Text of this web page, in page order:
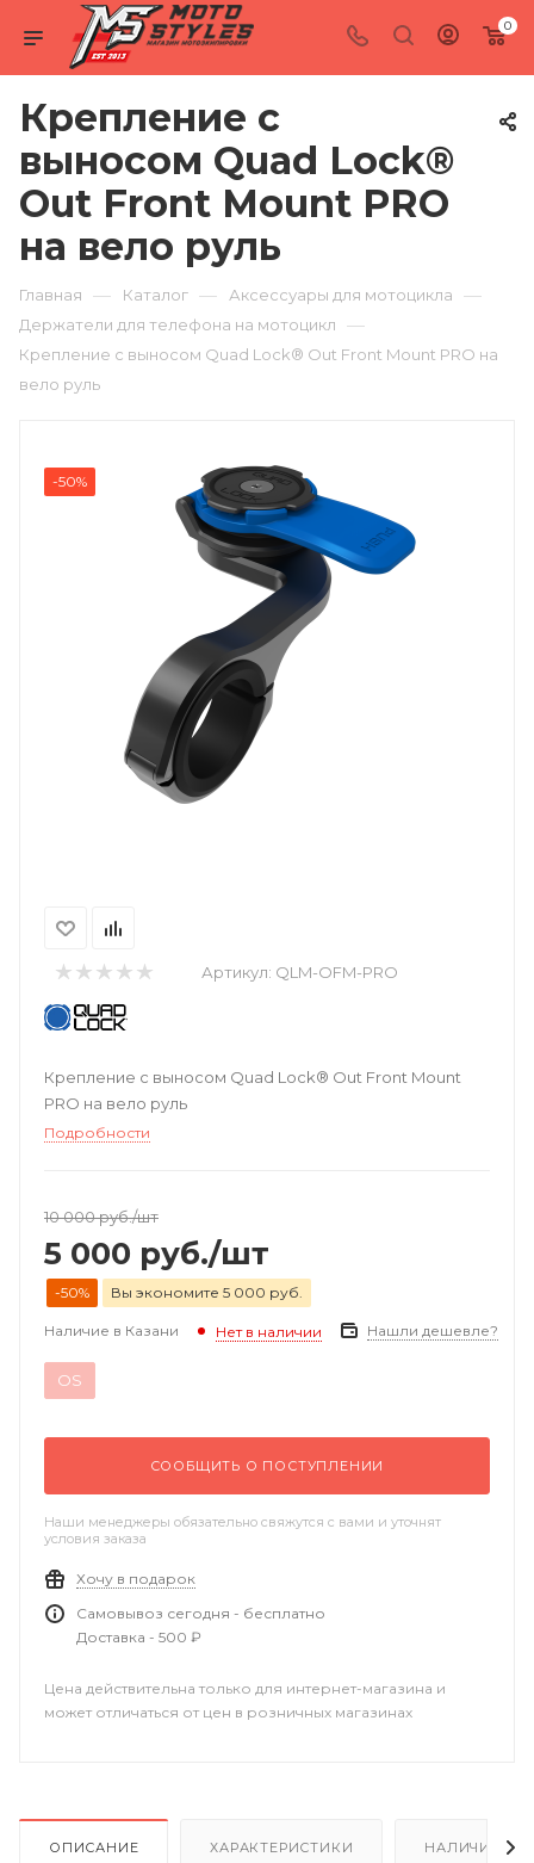
0
Крепление с
выносом Quad Lock®
Out Front Mount PRO
на вело руль
Главная — Каталог — Аксессуары для мотоцикла —
Держатели для телефона на мотоцикл —
Крепление с выносом Quad Lock® Out Front Mount PRO на
вело руль
-50%
Артикул: QLM-OFM-PRO
Крепление с выносом Quad Lock® Out Front Mount
PRO на вело руль
Подробности
10 000руб./шт
5 000 руб./шт
-50% Вы экономите 5 000 руб.
Наличие в Казани Нет в наличии Нашли дешевле?
OS
СООБЩИТЬ О ПОСТУПЛЕНИИ
Наши менеджеры обязательно свяжутся с вами и уточнят
условия заказа
Хочу в подарок
Самовывоз сегодня - бесплатно
Доставка - 500 ₽
Цена действительна только для интернет-магазина и
может отличаться от цен в розничных магазинах
ОПИСАНИЕ ХАРАКТЕРИСТИКИ НАЛИЧИЕ В